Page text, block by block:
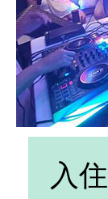
入住